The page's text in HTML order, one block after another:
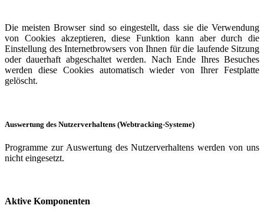
Die meisten Browser sind so eingestellt, dass sie die Verwendung
von Cookies akzeptieren, diese Funktion kann aber durch die
Einstellung des Internetbrowsers von Ihnen für die laufende Sitzung
oder dauerhaft abgeschaltet werden. Nach Ende Ihres Besuches
werden diese Cookies automatisch wieder von Ihrer Festplatte
gelöscht.
Auswertung des Nutzerverhaltens (Webtracking-Systeme)
Programme zur Auswertung des Nutzerverhaltens werden von uns
nicht eingesetzt.
Aktive Komponenten